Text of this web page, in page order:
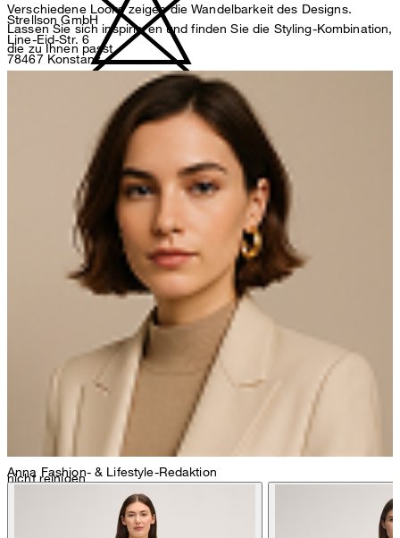
Bügeln bei geringer Temperatur
nicht reinigen
Strellson GmbH
Line-Eid-Str. 6
78467 Konstanz
contact@strellson.com
Sonnenwiesenstrasse 21
8280 Kreuzlingen
Verschiedene Looks zeigen die Wandelbarkeit des Designs.
Lassen Sie sich inspirieren und finden Sie die Styling-Kombination,
die zu Ihnen passt.
Anna Fashion- & Lifestyle-Redaktion